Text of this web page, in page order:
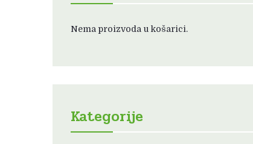
Nema proizvoda u košarici.
Kategorije